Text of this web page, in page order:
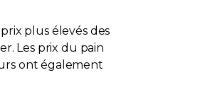
plus élevés des
Les prix du pain
ont également